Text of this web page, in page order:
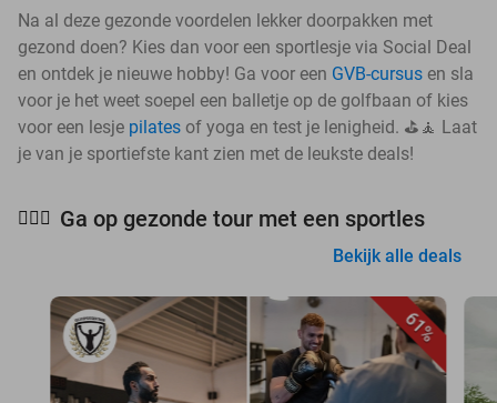
Na al deze gezonde voordelen lekker doorpakken met
gezond doen? Kies dan voor een sportlesje via Social Deal
en ontdek je nieuwe hobby! Ga voor een GVB-cursus en sla
voor je het weet soepel een balletje op de golfbaan of kies
voor een lesje pilates of yoga en test je lenigheid. ⛳🧘 Laat
je van je sportiefste kant zien met de leukste deals!
🧘🏻‍♀️ Ga op gezonde tour met een sportles
Bekijk alle deals
61%